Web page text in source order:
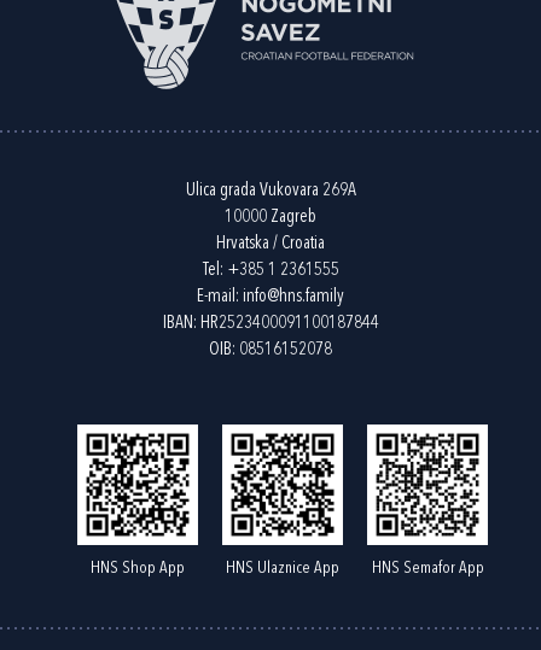
Ulica grada Vukovara 269A
10000 Zagreb
Hrvatska / Croatia
Tel: +385 1 2361555
E-mail: info@hns.family
IBAN: HR2523400091100187844
OIB: 08516152078
HNS Shop App HNS Ulaznice App HNS Semafor App